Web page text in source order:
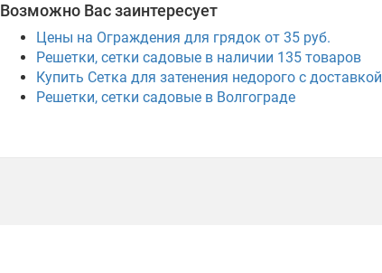
Возможно Вас заинтересует
Цены на Ограждения для грядок от 35 руб.
Решетки, сетки садовые в наличии 135товаров
Купить Сетка для затенения недорого с доставкой
Решетки, сетки садовые в Волгограде